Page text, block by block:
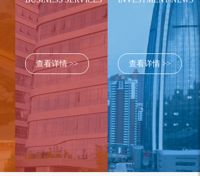
查看详情 >> 查看详情 >>